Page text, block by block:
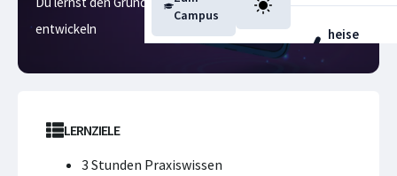
heise
Blog
Campus
entwickeln
LERNZIELE
3 Stunden Praxiswissen